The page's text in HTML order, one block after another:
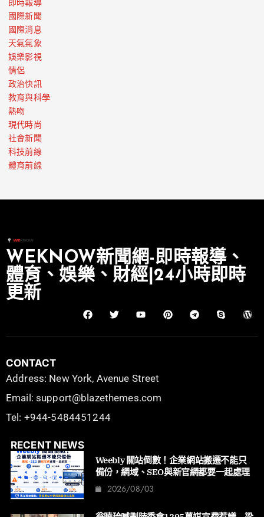
即時報導
國際新聞
國際消息
天氣氣象
娛樂影視
情侶
政治快訊
教育與科學
熱吻
現代時尚
社會新聞
科技前線
體育前線
WEKNOW新聞網-即時報導、
體育、娛樂、財經|24小時即時
更新
CONTACT
Address: New York, Avenue Street
Email: support@blazethemes.com
Tel: +944-5484451244
RECENT NEWS
Weebly 關站倒數！企業網站搬遷不能只
備份，網域、SEO與新官網都要一起處理
2026/08/03